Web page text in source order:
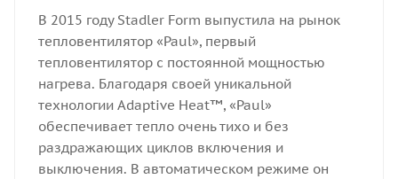
В 2015 году Stadler Form выпустила на рынок
тепловентилятор «Paul», первый
тепловентилятор с постоянной мощностью
нагрева. Благодаря своей уникальной
технологии Adaptive Heat™, «Paul»
обеспечивает тепло очень тихо и без
раздражающих циклов включения и
выключения. В автоматическом режиме он